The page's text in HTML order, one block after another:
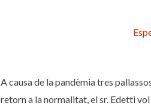
A causa de la pandèmia tres
retorn a la normalitat, el sr. Edetti